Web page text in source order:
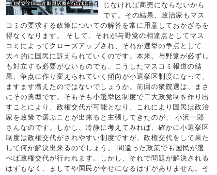
じなければ商売にならないから
です。その結果、政治家もマス
コミの要求する政策についての解答を常に用意しておかざるを
得なくなります。 そして、それが与野党の相違点としてマス
コミによってクローズアップされ、それが選挙の争点として
大々的に国民に訴えられていくのです。本来、与野党が必ずし
も対立する必要がないものでも、こうしたマスコミ報道の結
果、争点に作り変えられていく傾向が小選挙区制度になって、
ますます増えたのではないでしょうか。前回の衆院選は、まさ
にその典型です。そもそも小選挙区制度で二大政党制を作り出
すことにより、政権交代が可能となり、これにより国民は政治
家を政策で選ぶことが出来ると主張してきたのが、 小沢一郎
さんなのです。しかし、冷静に考えてみれば、確かに小選挙区
制度は政権交代がされやすい制度ですが、政権交代をして果た
して何が解決出来るのでしょう。 間違った政策でも国民が選
べば政権交代が行われます。しかし、それで問題が解決される
はずもなく、ましてや国民が幸せになるはずがありません。そ